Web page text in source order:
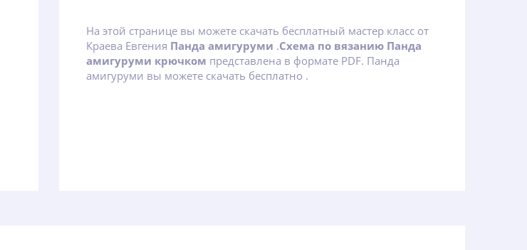
На этой странице вы можете скачать бесплатный мастер класс от
Краева Евгения Панда амигуруми .Схема по вязанию Панда
амигуруми крючком представлена в формате PDF. Панда
амигуруми вы можете скачать бесплатно .